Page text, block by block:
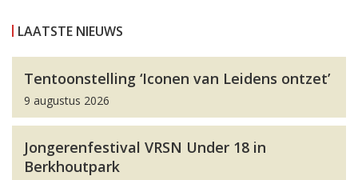
LAATSTE NIEUWS
Tentoonstelling ‘Iconen van Leidens ontzet’
9 augustus 2026
Jongerenfestival VRSN Under 18 in
Berkhoutpark